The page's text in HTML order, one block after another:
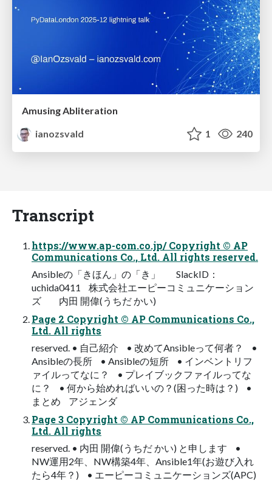
Amusing Abliteration
ianozsvald
1 240
Transcript
https://www.ap-com.co.jp/ Copyright © AP
Communications Co., Ltd. All rights reserved.
Ansibleの「きほん」の「き」 SlackID：
uchida0411 株式会社エーピーコミュニケーション
ズ 内田 開偉(うちだ かい)
Page 2 Copyright © AP Communications Co.,
Ltd. All rights
reserved. • 自己紹介 • 改めてAnsibleって何者？ •
Ansibleの長所 • Ansibleの短所 • インベントリフ
ァイルってなに？ • プレイブックファイルってな
に？ • 何から始めればいいの？(困った時は？) •
まとめ アジェンダ
Page 3 Copyright © AP Communications Co.,
Ltd. All rights
reserved. • 内田 開偉(うちだ かい) と申します •
NW運用2年、NW構築4年、Ansible1年(お遊び入れ
たら4年？) • エーピーコミュニケーションズ(APC)